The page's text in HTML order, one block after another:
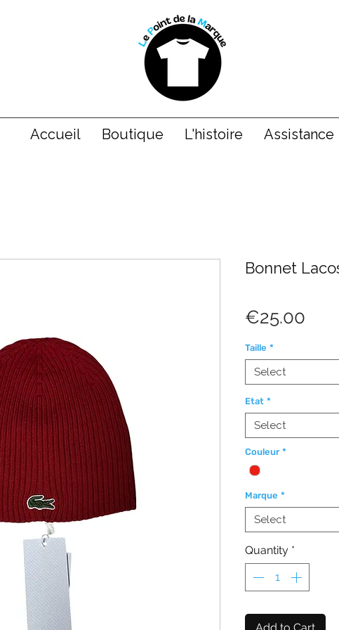
Accueil Boutique L'histoire Assistance
Bonnet
€25.00
Taille *
Select
Etat *
Select
Couleur *
Marque *
Select
Quantity *